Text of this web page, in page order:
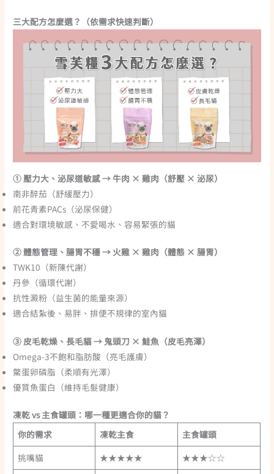
三大配方怎麼選？ （依需求快速判斷）
① 壓力大、泌尿道敏感 → 牛肉 × 雞肉（舒壓 × 泌尿）
南非醉茄（舒緩壓力）
前花青素PACs（泌尿保健）
適合對環境敏感、不愛喝水、容易緊張的貓
② 體態管理、腸胃不穩 → 火雞 × 雞肉（體態 × 腸胃）
TWK10（新陳代謝）
丹參（循環代謝）
抗性澱粉（益生菌的能量來源）
適合結紮後、易胖、排便不規律的室內貓
③ 皮毛乾燥、長毛貓 → 鬼頭刀 × 鮭魚（皮毛亮澤）
Omega-3不飽和脂肪酸（亮毛護膚）
鱉蛋卵磷脂（柔順有光澤）
優質魚蛋白（維持毛髮健康）
凍乾 vs 主食罐頭：哪一種更適合你的貓？
你的需求
凍乾主食
主食罐頭
挑嘴貓
★★★★★ ★★★☆☆